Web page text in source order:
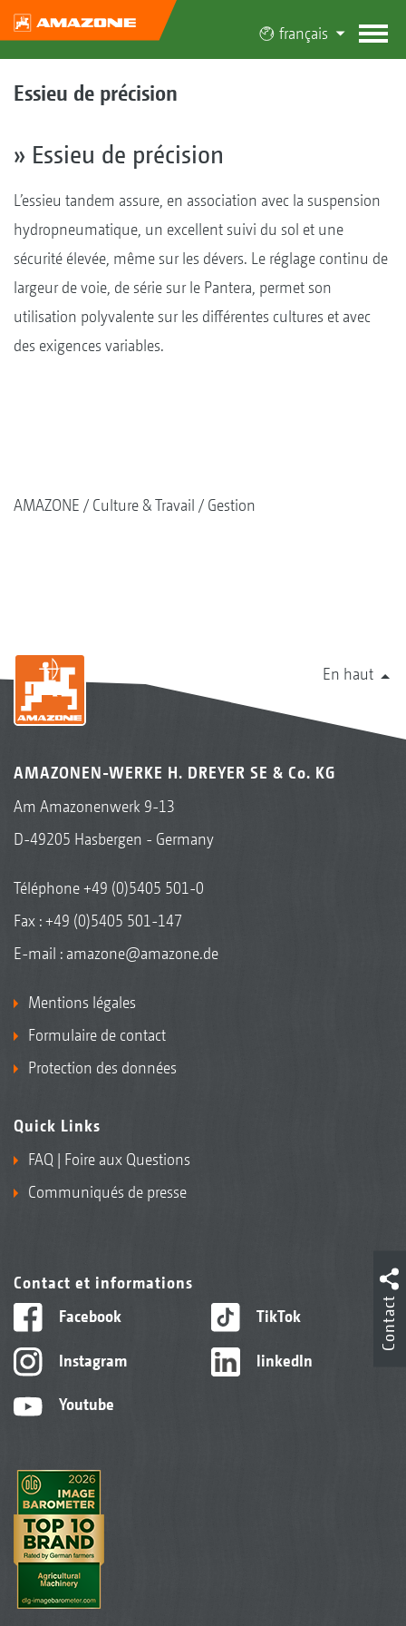
français
Essieu de précision
» Essieu de précision
L’essieu tandem assure, en association avec la suspension
hydropneumatique, un excellent suivi du sol et une
sécurité élevée, même sur les dévers. Le réglage continu de
largeur de voie, de série sur le Pantera, permet son
utilisation polyvalente sur les différentes cultures et avec
des exigences variables.
AMAZONE Culture & Travail Gestion
En haut
AMAZONEN-WERKE H. DREYER SE & Co. KG
Am Amazonenwerk 9-13
D-49205 Hasbergen - Germany
Téléphone+49 (0)5405 501-0
Fax : +49 (0)5405 501-147
E-mail : amazone@amazone.de
Mentions légales
Formulaire de contact
Protection des données
Quick Links
FAQ | Foire aux Questions
Communiqués de presse
Contact et informations
Facebook
Instagram
Youtube
TikTok
linkedIn
Contact